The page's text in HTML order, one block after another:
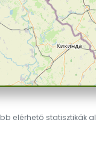
elérhető statisztikák